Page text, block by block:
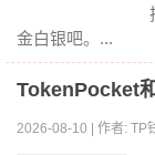
金白银吧。...
TokenPocket
2026-08-10 | 作者: TP